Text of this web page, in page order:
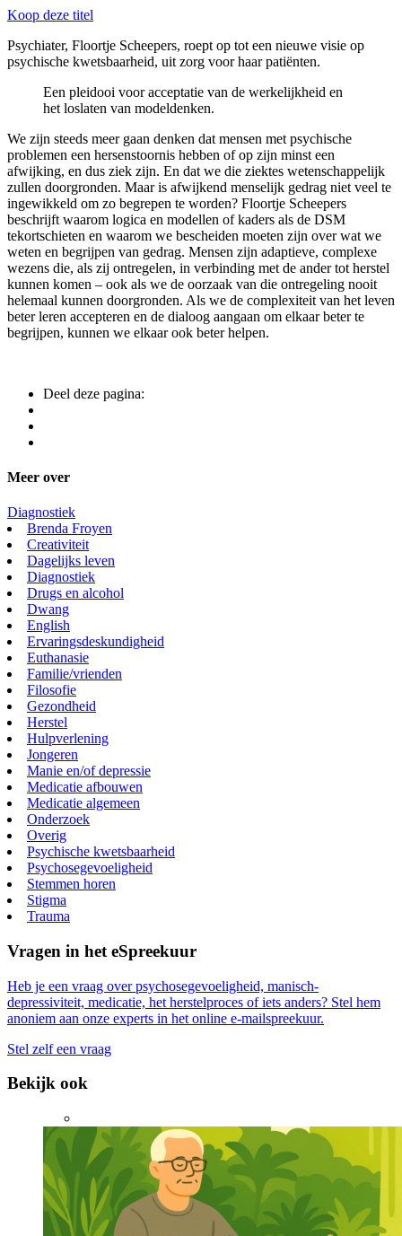
Koop deze titel
Psychiater, Floortje Scheepers, roept op tot een nieuwe visie op
psychische kwetsbaarheid, uit zorg voor haar patiënten.
Een pleidooi voor acceptatie van de werkelijkheid en
het loslaten van modeldenken.
We zijn steeds meer gaan denken dat mensen met psychische
problemen een hersenstoornis hebben of op zijn minst een
afwijking, en dus ziek zijn. En dat we die ziektes wetenschappelijk
zullen doorgronden. Maar is afwijkend menselijk gedrag niet veel te
ingewikkeld om zo begrepen te worden? Floortje Scheepers
beschrijft waarom logica en modellen of kaders als de DSM
tekortschieten en waarom we bescheiden moeten zijn over wat we
weten en begrijpen van gedrag. Mensen zijn adaptieve, complexe
wezens die, als zij ontregelen, in verbinding met de ander tot herstel
kunnen komen – ook als we de oorzaak van die ontregeling nooit
helemaal kunnen doorgronden. Als we de complexiteit van het leven
beter leren accepteren en de dialoog aangaan om elkaar beter te
begrijpen, kunnen we elkaar ook beter helpen.
Deel deze pagina:
Meer over
Diagnostiek
Brenda Froyen
Creativiteit
Dagelijks leven
Diagnostiek
Drugs en alcohol
Dwang
English
Ervaringsdeskundigheid
Euthanasie
Familie/vrienden
Filosofie
Gezondheid
Herstel
Hulpverlening
Jongeren
Manie en/of depressie
Medicatie afbouwen
Medicatie algemeen
Onderzoek
Overig
Psychische kwetsbaarheid
Psychosegevoeligheid
Stemmen horen
Stigma
Trauma
Vragen in het eSpreekuur
Heb je een vraag over psychosegevoeligheid, manisch-
depressiviteit, medicatie, het herstelproces of iets anders? Stel hem
anoniem aan onze experts in het online e-mailspreekuur.
Stel zelf een vraag
Bekijk ook